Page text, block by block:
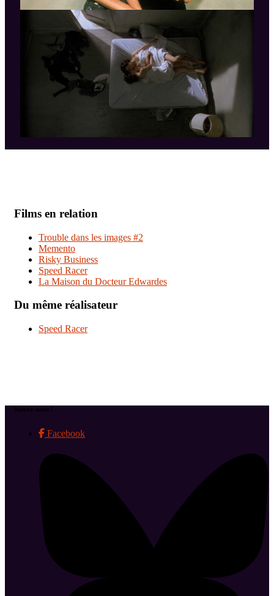
Films en relation
Trouble dans les images #2
Memento
Risky Business
Speed Racer
La Maison du Docteur Edwardes
Du même réalisateur
Speed Racer
Suivez-nous !
Facebook